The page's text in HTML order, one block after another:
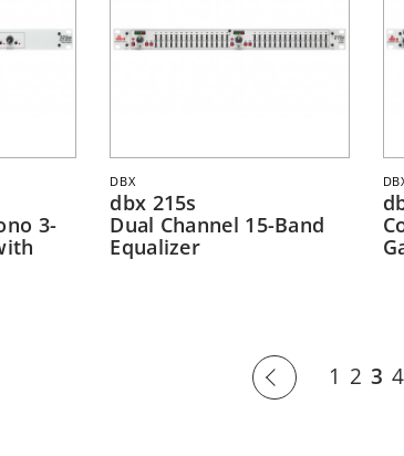
3-
DBX
dbx 215s
Dual Channel 15-Band
Equalizer
1 2 3 4